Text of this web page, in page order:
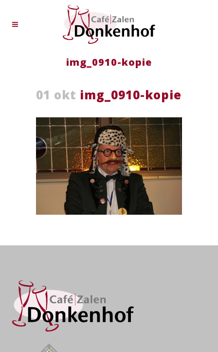
img_0910-kopie
01 okt img_0910-kopie